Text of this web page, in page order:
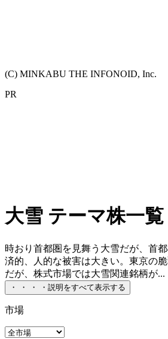
(C) MINKABU THE INFONOID, Inc.
PR
大雪 テーマ株一覧
時おり首都圏を見舞う大雪だが、首
済的、人的な被害は大きい。東京の
だが、株式市場では大雪関連銘柄が...
・ ・ ・ ・ 説明をすべて表示する
市場